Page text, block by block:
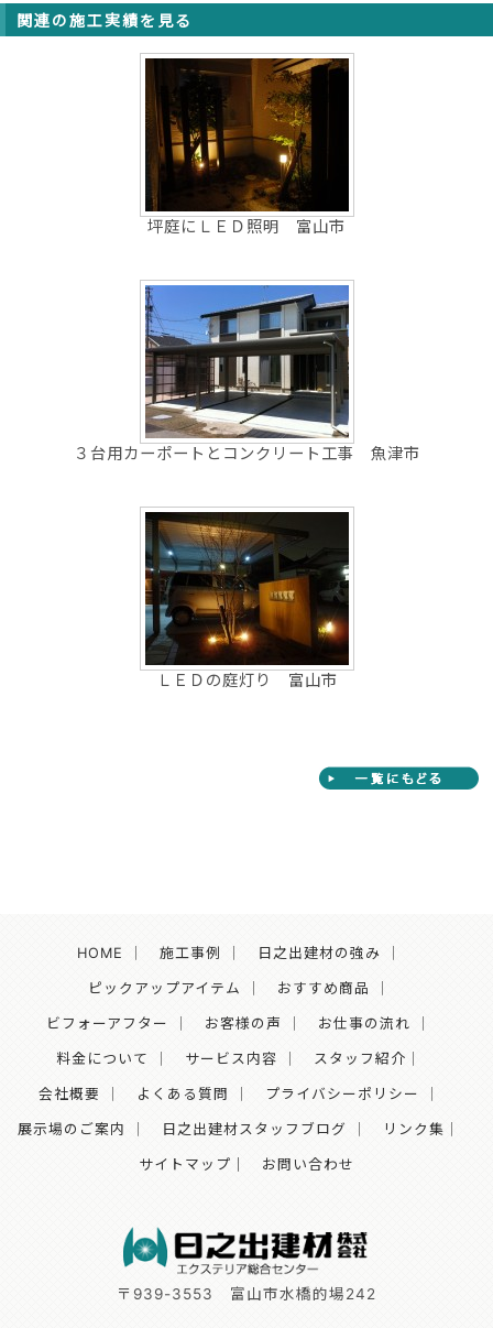
関連の施工実績を見る
坪庭にＬＥＤ照明 富山市
３台用カーポートとコンクリート工事 魚津市
ＬＥＤの庭灯り 富山市
HOME 施工事例 日之出建材の強み
ピックアップアイテム おすすめ商品
ビフォーアフター お客様の声 お仕事の流れ
料金について サービス内容 スタッフ紹介
会社概要 よくある質問 プライバシーポリシー
展示場のご案内 日之出建材スタッフブログ リンク集
サイトマップ｜ お問い合わせ
〒939-3553 富山市水橋的場242